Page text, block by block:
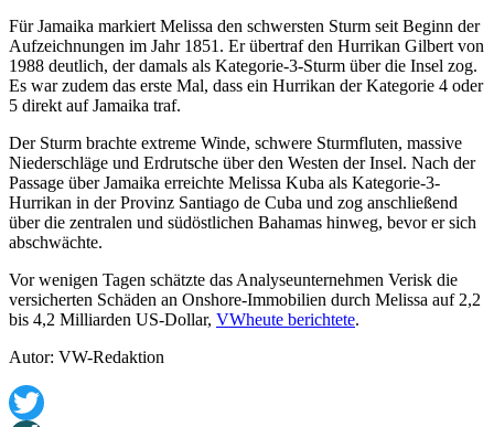
Für Jamaika markiert Melissa den schwersten Sturm seit Beginn der
Aufzeichnungen im Jahr 1851. Er übertraf den Hurrikan Gilbert von
1988 deutlich, der damals als Kategorie-3-Sturm über die Insel zog.
Es war zudem das erste Mal, dass ein Hurrikan der Kategorie 4 oder
5 direkt auf Jamaika traf.
Der Sturm brachte extreme Winde, schwere Sturmfluten, massive
Niederschläge und Erdrutsche über den Westen der Insel. Nach der
Passage über Jamaika erreichte Melissa Kuba als Kategorie-3-
Hurrikan in der Provinz Santiago de Cuba und zog anschließend
über die zentralen und südöstlichen Bahamas hinweg, bevor er sich
abschwächte.
Vor wenigen Tagen schätzte das Analyseunternehmen Verisk die
versicherten Schäden an Onshore-Immobilien durch Melissa auf 2,2
bis 4,2 Milliarden US-Dollar, VWheute berichtete.
Autor: VW-Redaktion